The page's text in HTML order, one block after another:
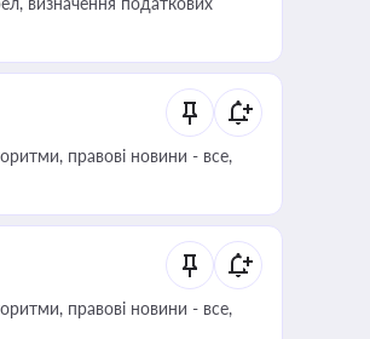
правові новини - все,
правові новини - все,